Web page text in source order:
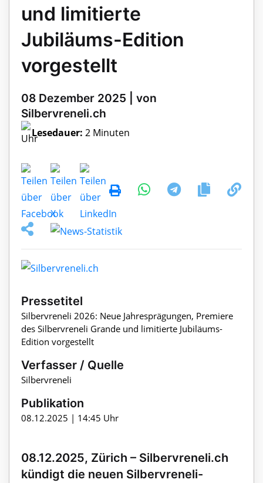
und limitierte
Jubiläums-Edition
vorgestellt
08 Dezember 2025 | von
Silbervreneli.ch
Lesedauer: 2 Minuten
Pressetitel
Silbervreneli 2026: Neue Jahresprägungen, Premiere
des Silbervreneli Grande und limitierte Jubiläums-
Edition vorgestellt
Verfasser / Quelle
Silbervreneli
Publikation
08.12.2025 | 14:45 Uhr
08.12.2025, Zürich – Silbervreneli.ch
kündigt die neuen Silbervreneli-